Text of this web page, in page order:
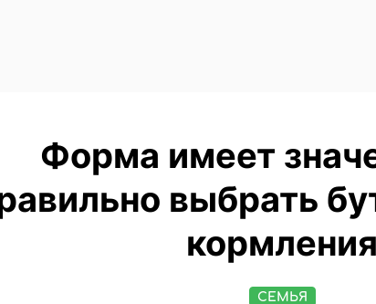
Форма имеет
выбрать
кормления
СЕМЬЯ